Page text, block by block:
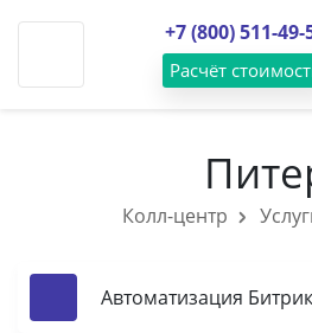
+7 (800) 511-49-
Расчёт
Готовые решения
Кейсы
Колл-центр
Автоматизация